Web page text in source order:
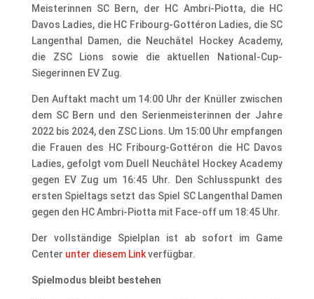
Meisterinnen SC Bern, der HC Ambri-Piotta, die HC
Davos Ladies, die HC Fribourg-Gottéron Ladies, die SC
Langenthal Damen, die Neuchâtel Hockey Academy,
die ZSC Lions sowie die aktuellen National-Cup-
Siegerinnen EV Zug.
Den Auftakt macht um 14:00 Uhr der Knüller zwischen
dem SC Bern und den Serienmeisterinnen der Jahre
2022 bis 2024, den ZSC Lions. Um 15:00 Uhr empfangen
die Frauen des HC Fribourg-Gottéron die HC Davos
Ladies, gefolgt vom Duell Neuchâtel Hockey Academy
gegen EV Zug um 16:45 Uhr. Den Schlusspunkt des
ersten Spieltags setzt das Spiel SC Langenthal Damen
gegen den HC Ambri-Piotta mit Face-off um 18:45 Uhr.
Der vollständige Spielplan ist ab sofort im Game
Center unter diesem Linkverfügbar.
Spielmodus bleibt bestehen